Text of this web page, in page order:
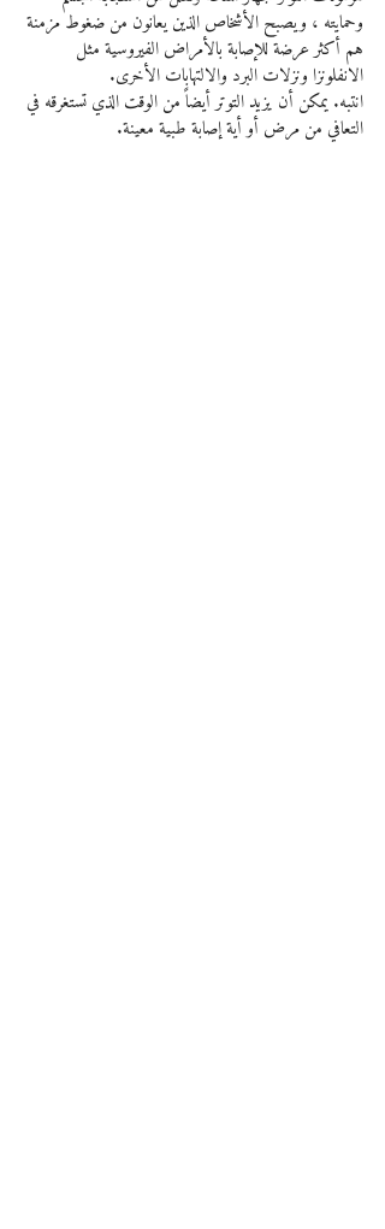
وحمايته ، ويصبح الأشخاص الذين يعانون من ضغوط مزمنة
هم أكثر عرضة للإصابة بالأمراض الفيروسية مثل
الانفلونزا ونزلات البرد والالتهابات الأخرى.
انتبه. يمكن أن يزيد التوتر أيضاً من الوقت الذي تستغرقه في
التعافي من مرض أو أية إصابة طبية معينة.